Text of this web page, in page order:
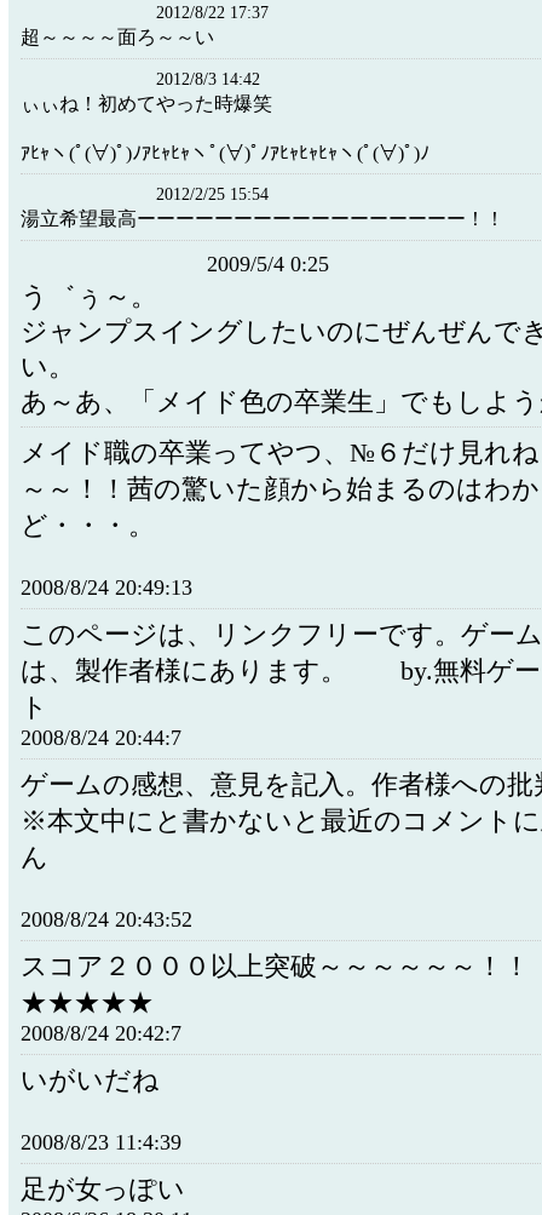
2012/8/22 17:37
超～～～～面ろ～～い
2012/8/3 14:42
ぃぃね！初めてやった時爆笑
ｱﾋｬヽ(ﾟ(∀)ﾟ)ﾉｱﾋｬﾋｬヽﾟ(∀)ﾟﾉｱﾋｬﾋｬﾋｬヽ(ﾟ(∀)ﾟ)ﾉ
2012/2/25 15:54
湯立希望最高ーーーーーーーーーーーーーーーーー！！
2009/5/4 0:25
う゛ぅ～。
ジャンプスイングしたいのにぜんぜんで
い。
あ～あ、「メイド色の卒業生」でもしよ
メイド職の卒業ってやつ、№６だけ見れ
～～！！茜の驚いた顔から始まるのはわ
ど・・・。
2008/8/24 20:49:13
このページは、リンクフリーです。ゲー
は、製作者様にあります。 by.無料ゲー
ト
2008/8/24 20:44:7
ゲームの感想、意見を記入。作者様への批
※本文中にと書かないと最近のコメント
ん
2008/8/24 20:43:52
スコア２０００以上突破～～～～～
★★★★★
2008/8/24 20:42:7
いがいだね
2008/8/23 11:4:39
足が女っぽい